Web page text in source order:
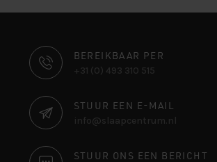
CONTACT
INFORMATIE
BEREIKBAAR PER
+31 (0) 493 310 515
STUUR EEN E-MAIL
info@slaapcentrum.nl
STUUR ONS EEN BERICHT